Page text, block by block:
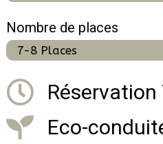
Nombre de places
7-8 Places
Réservation
Eco-